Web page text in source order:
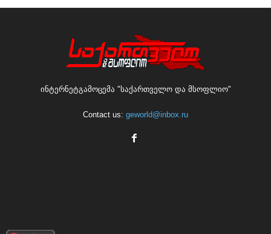
ინტერნეტგამოცემა "საქართველო და მსოფლიო"
Contact us: geworld@inbox.ru